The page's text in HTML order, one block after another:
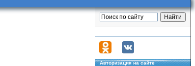
Авторизация на сайте